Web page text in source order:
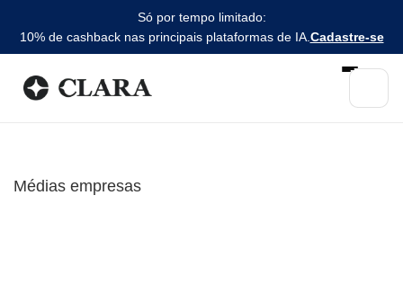
Só por tempo limitado:
10% de cashback nas principais plataformas de IA. Cadastre-se
Médias empresas